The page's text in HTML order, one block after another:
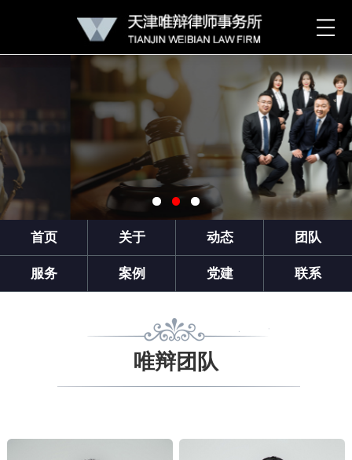
首页 关于 动态 团队
服务 案例 党建 联系
唯辩团队